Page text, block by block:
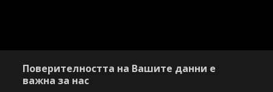
Поверителността на Вашите данни е
важна за нас